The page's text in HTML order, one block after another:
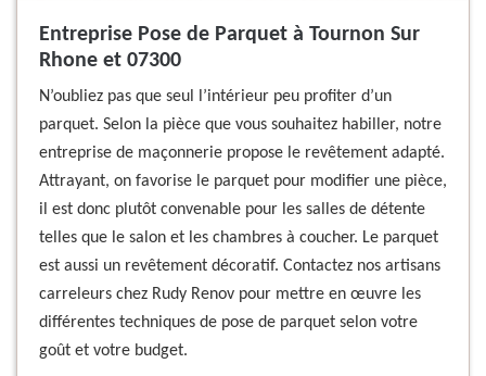
Entreprise Pose de Parquet à Tournon Sur
Rhone et 07300
N’oubliez pas que seul l’intérieur peu profiter d’un
parquet. Selon la pièce que vous souhaitez habiller, notre
entreprise de maçonnerie propose le revêtement adapté.
Attrayant, on favorise le parquet pour modifier une pièce,
il est donc plutôt convenable pour les salles de détente
telles que le salon et les chambres à coucher. Le parquet
est aussi un revêtement décoratif. Contactez nos artisans
carreleurs chez Rudy Renov pour mettre en œuvre les
différentes techniques de pose de parquet selon votre
goût et votre budget.